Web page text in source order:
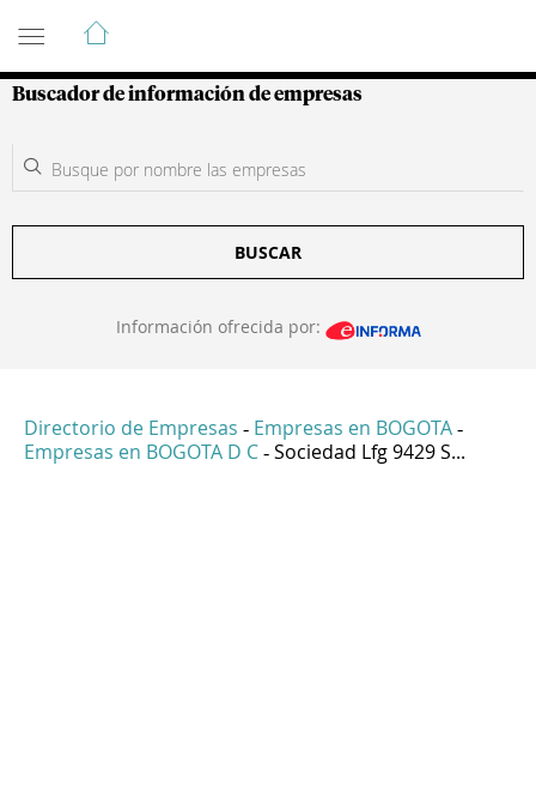
Guía de Empresas Colombianas
Buscador de información de empresas
BUSCAR
Información ofrecida por:
Directorio de Empresas - Empresas en BOGOTA -
Empresas en BOGOTA D C - Sociedad Lfg 9429 S...